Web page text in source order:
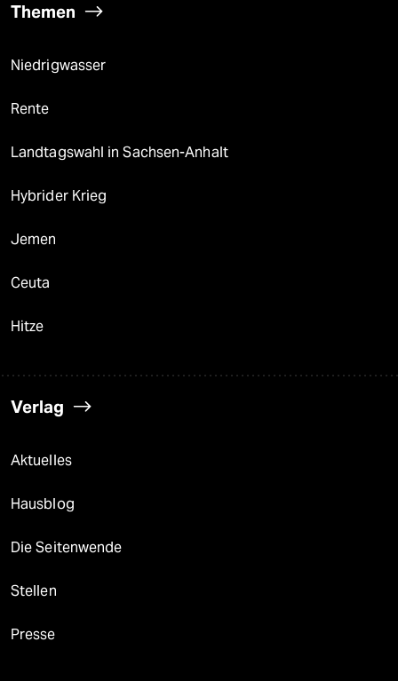
Themen
Niedrigwasser
Rente
Landtagswahl in Sachsen-Anhalt
Hybrider Krieg
Jemen
Ceuta
Hitze
Verlag
Aktuelles
Hausblog
Die Seitenwende
Stellen
Presse